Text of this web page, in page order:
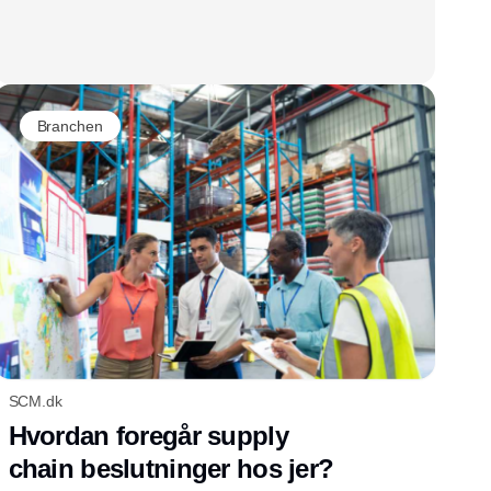
Branchen
SCM.dk
Hvordan foregår supply
chain beslutninger hos jer?